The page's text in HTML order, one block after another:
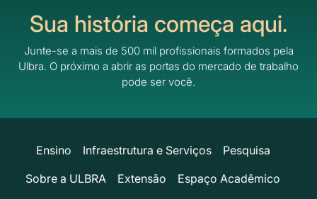
Sua história começa aqui.
Junte-se a mais de 500 mil profissionais formados pela
Ulbra. O próximo a abrir as portas do mercado de trabalho
pode ser você.
Ensino Infraestrutura e Serviços
Pesquisa
Sobre a ULBRA
Extensão
Espaço Acadêmico